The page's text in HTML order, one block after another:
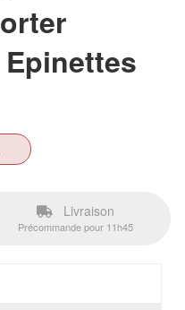
Livraison
Précommande pour 11h45